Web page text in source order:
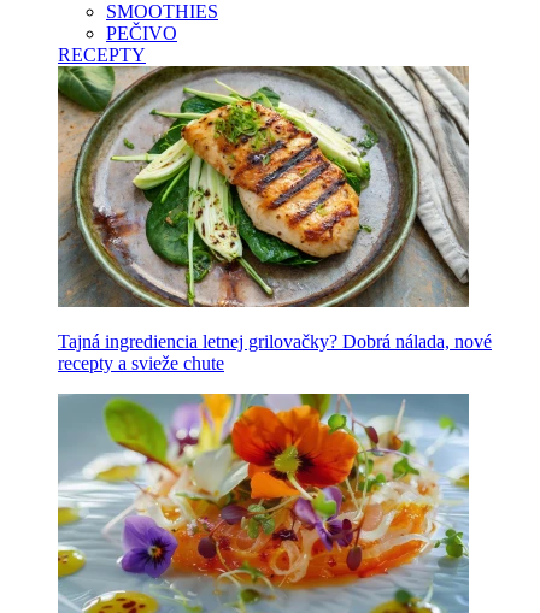
SMOOTHIES
PEČIVO
RECEPTY
Tajná ingrediencia letnej grilovačky? Dobrá nálada, nové
recepty a svieže chute